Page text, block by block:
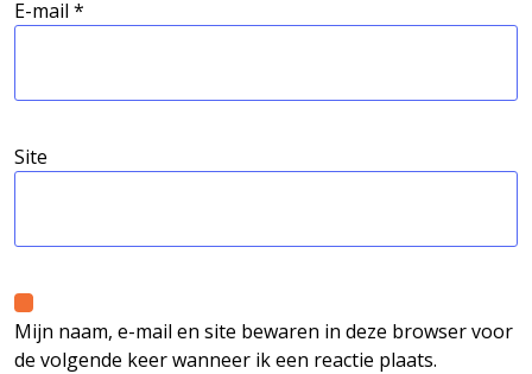
E-mail *
Site
Mijn naam, e-mail en site bewaren in deze browser voor
de volgende keer wanneer ik een reactie plaats.